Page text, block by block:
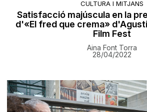
CULTURA I MITJANS
Satisfacció majúscula en la
d'«El fred que crema» d'Agustí
Film Fest
Aina Font Torra
28/04/2022